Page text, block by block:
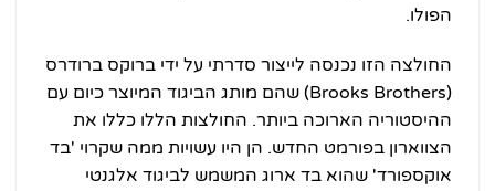
הפולו.
החולצה הזו נכנסה לייצור סדרתי על ידי ברוקס ברודרס
(Brooks Brothers) שהם מותג הביגוד המיוצר כיום עם
ההיסטוריה הארוכה ביותר. החולצות הללו כללו את
הצווארון בפורמט החדש. הן היו עשויות ממה שקרוי 'בד
אוקספורד' שהוא בד ארוג המשמש לביגוד אלגנטי